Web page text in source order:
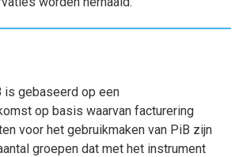
is gebaseerd op een
op basis waarvan facturering
voor het gebruikmaken van PiB zijn
groepen dat met het instrument